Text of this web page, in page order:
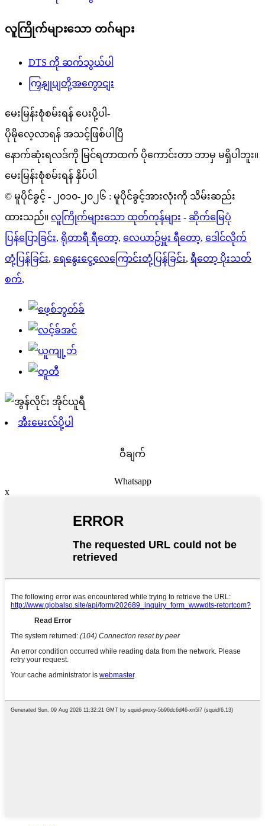
လူကြိုက်များသော တဂ်များ
DTS ကို ဆက်သွယ်ပါ
ကြှနျုပျတို့အကွောငျး
မေးမြန်းစုံစမ်းရန် ပေးပို့ပါ-
ပိုမိုလေ့လာရန် အသင့်ဖြစ်ပါပြီ
နောက်ဆုံးရလဒ်ကို မြင်ရတာထက် ပိုကောင်းတာ ဘာမှ မရှိပါဘူး။
မေးမြန်းစုံစမ်းရန် နှိပ်ပါ
© မူပိုင်ခွင့် - ၂၀၁၀-၂၀၂၆ : မူပိုင်ခွင့်အားလုံးကို သိမ်းဆည်း
ထားသည်။ လူကြိုက်များသော ထုတ်ကုန်များ - ဆိုက်မြေပုံ
ပြန်ပြောခြင်း, ရိုတာရီ ရီတော့, လေယာဉ်မှူး ရီတော့, ဒေါင်လိုက်
တုံ့ပြန်ခြင်း, ရေနွေးငွေ့လေကြောင်းတုံ့ပြန်ခြင်း, ရီတော့ ပိုးသတ်
စက်,
အီးမေးလ်ပို့ပါ
ဝီချက်
Whatsapp
x